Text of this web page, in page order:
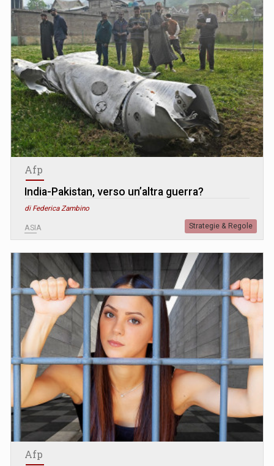
Afp
India-Pakistan, verso un’altra guerra?
di Federica Zambino
ASIA Strategie & Regole
Afp